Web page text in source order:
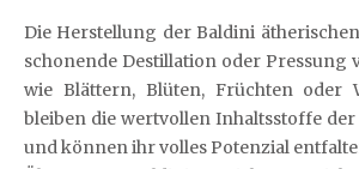
Die Herstellung der Baldini
schonende Destillation oder Pressung
wie Blättern, Blüten, Früchten oder
bleiben die wertvollen Inhaltsstoffe
und können ihr volles Potenzial